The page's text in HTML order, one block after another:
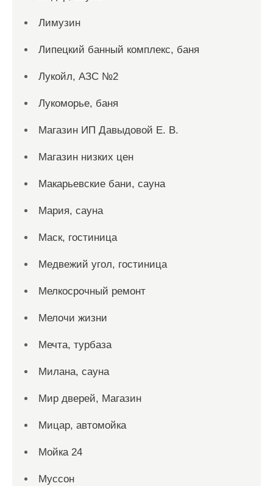
Лимузин
Липецкий банный комплекс, баня
Лукойл, АЗС №2
Лукоморье, баня
Магазин ИП Давыдовой Е. В.
Магазин низких цен
Макарьевские бани, сауна
Мария, сауна
Маск, гостиница
Медвежий угол, гостиница
Мелкосрочный ремонт
Мелочи жизни
Мечта, турбаза
Милана, сауна
Мир дверей, Магазин
Мицар, автомойка
Мойка 24
Муссон